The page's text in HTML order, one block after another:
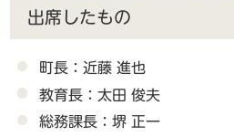
出席したもの
町長：近藤 進也
教育長：太田 俊夫
総務課長：堺 正一